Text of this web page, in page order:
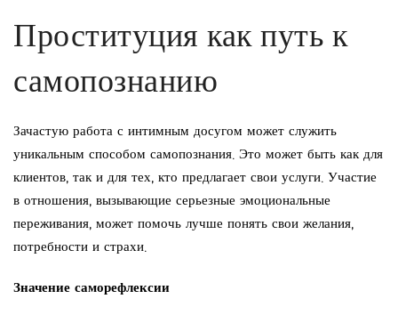
Проституция как путь к
самопознанию
Зачастую работа с интимным досугом может служить
уникальным способом самопознания. Это может быть как для
клиентов, так и для тех, кто предлагает свои услуги. Участие
в отношения, вызывающие серьезные эмоциональные
переживания, может помочь лучше понять свои желания,
потребности и страхи.
Значение саморефлексии